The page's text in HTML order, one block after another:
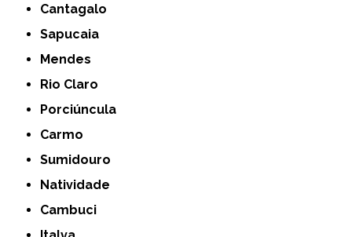
Cantagalo
Sapucaia
Mendes
Rio Claro
Porciúncula
Carmo
Sumidouro
Natividade
Cambuci